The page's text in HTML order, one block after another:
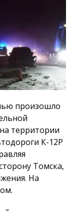
произошло
территории
К-12Р
Томска,
На